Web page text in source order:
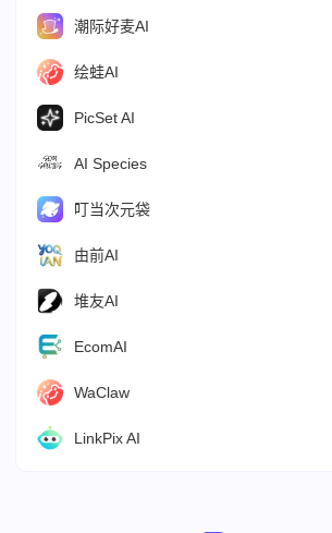
潮际好麦AI
绘蛙AI
PicSet AI
AI Species
叮当次元袋
由前AI
堆友AI
EcomAI
WaClaw
LinkPix AI